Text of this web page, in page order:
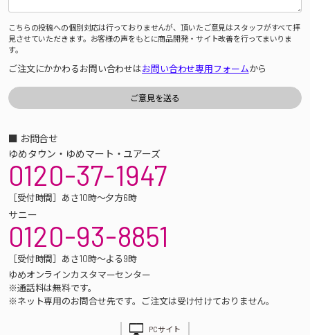
こちらの投稿への個別対応は行っておりませんが、頂いたご意見はスタッフがすべて拝
見させていただきます。お客様の声をもとに商品開発・サイト改善を行ってまいりま
す。
ご注文にかかわるお問い合わせはお問い合わせ専用フォームから
■ お問合せ
ゆめタウン・ゆめマート・ユアーズ
0120-37-1947
［受付時間］あさ10時～夕方6時
サニー
0120-93-8851
［受付時間］あさ10時～よる9時
ゆめオンラインカスタマーセンター
※通話料は無料です。
※ネット専用のお問合せ先です。ご注文は受け付けておりません。
PCサイト